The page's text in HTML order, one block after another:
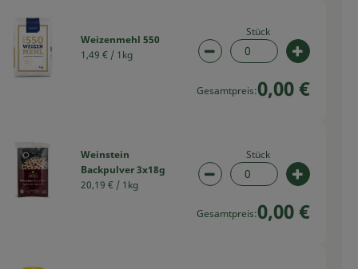
ändern
Weizenmehl 550
1,49 € / 1kg
Stück
Artikelanzahl
Gesamtpreis:0,00 €
ändern
Weinstein
Backpulver 3x18g
20,19 € / 1kg
Stück
Artikelanzahl
Gesamtpreis:0,00 €